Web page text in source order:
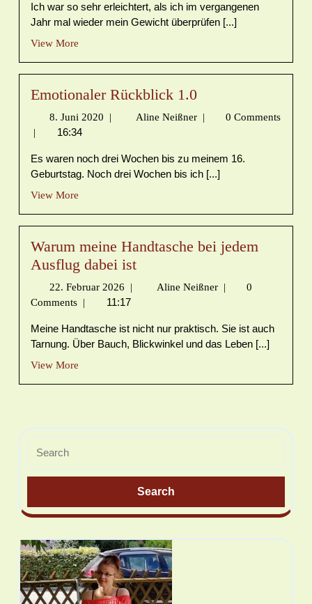
Ich war so sehr erleichtert, als ich im vergangenen
Jahr mal wieder mein Gewicht überprüfen [...]
View More
Emotionaler Rückblick 1.0
8. Juni 2020 | Aline Neißner |
0 Comments
|
16:34
Es waren noch drei Wochen bis zu meinem 16.
Geburtstag. Noch drei Wochen bis ich [...]
View More
Warum meine Handtasche bei jedem
Ausflug dabei ist
22. Februar 2026 | Aline Neißner |
0
Comments | 11:17
Meine Handtasche ist nicht nur praktisch. Sie ist auch
Tarnung. Über Bauch, Blickwinkel und das Leben [...]
View More